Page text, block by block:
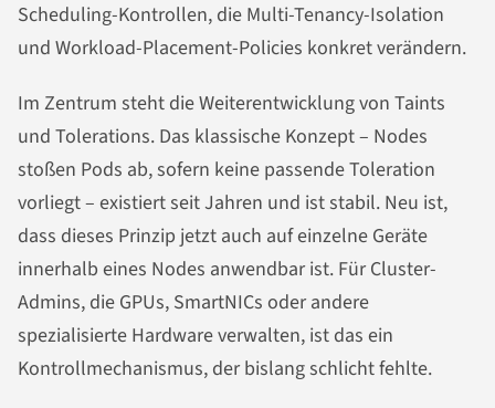
Scheduling-Kontrollen, die Multi-Tenancy-Isolation
und Workload-Placement-Policies konkret verändern.
Im Zentrum steht die Weiterentwicklung von Taints
und Tolerations. Das klassische Konzept – Nodes
stoßen Pods ab, sofern keine passende Toleration
vorliegt – existiert seit Jahren und ist stabil. Neu ist,
dass dieses Prinzip jetzt auch auf einzelne Geräte
innerhalb eines Nodes anwendbar ist. Für Cluster-
Admins, die GPUs, SmartNICs oder andere
spezialisierte Hardware verwalten, ist das ein
Kontrollmechanismus, der bislang schlicht fehlte.